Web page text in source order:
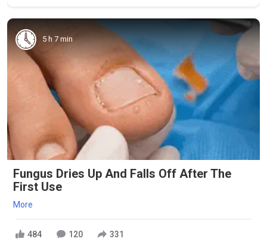
5 h 7 min
Fungus Dries Up And Falls Off After The
First Use
More
484 120 331